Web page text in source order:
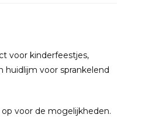
voor kinderfeestjes,
voor sprankelend
voor de mogelijkheden.